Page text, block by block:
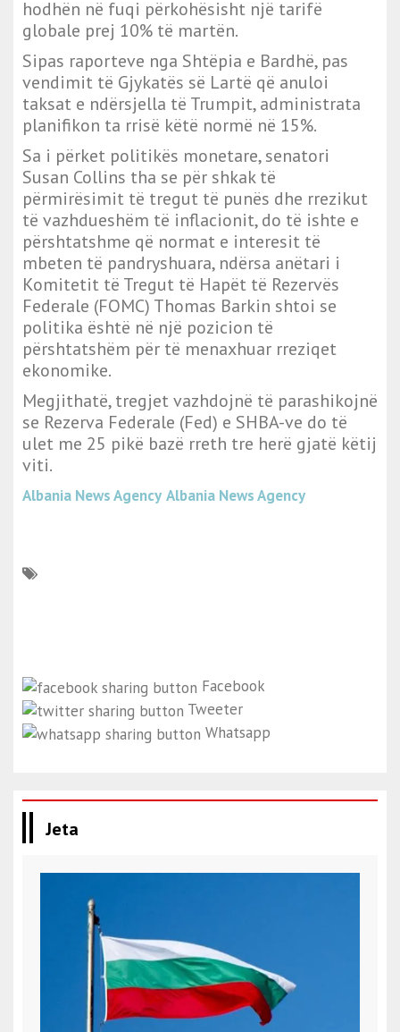
hodhën në fuqi përkohësisht një tarifë
globale prej 10% të martën.
Sipas raporteve nga Shtëpia e Bardhë, pas
vendimit të Gjykatës së Lartë që anuloi
taksat e ndërsjella të Trumpit, administrata
planifikon ta rrisë këtë normë në 15%.
Sa i përket politikës monetare, senatori
Susan Collins tha se për shkak të
përmirësimit të tregut të punës dhe rrezikut
të vazhdueshëm të inflacionit, do të ishte e
përshtatshme që normat e interesit të
mbeten të pandryshuara, ndërsa anëtari i
Komitetit të Tregut të Hapët të Rezervës
Federale (FOMC) Thomas Barkin shtoi se
politika është në një pozicion të
përshtatshëm për të menaxhuar rreziqet
ekonomike.
Megjithatë, tregjet vazhdojnë të parashikojnë
se Rezerva Federale (Fed) e SHBA-ve do të
ulet me 25 pikë bazë rreth tre herë gjatë këtij
viti.
Albania News Agency Albania News Agency
Facebook
Tweeter
Whatsapp
Jeta